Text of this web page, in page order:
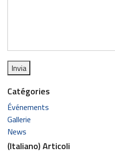
Catégories
Événements
Gallerie
News
(Italiano) Articoli